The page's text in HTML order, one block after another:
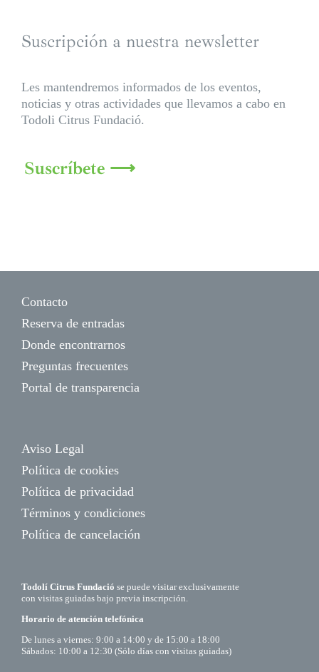
Suscripción a nuestra newsletter
Les mantendremos informados de los eventos,
noticias y otras actividades que llevamos a cabo en
Todoli Citrus Fundació.
Suscríbete ⟶
Contacto
Reserva de entradas
Donde encontrarnos
Preguntas frecuentes
Portal de transparencia
Aviso Legal
Política de cookies
Política de privacidad
Términos y condiciones
Política de cancelación
Todolí Citrus Fundació se puede visitar exclusivamente
con visitas guiadas bajo previa inscripción.
Horario de atención telefónica
De lunes a viernes: 9:00 a 14:00 y de 15:00 a 18:00
Sábados: 10:00 a 12:30 (Sólo días con visitas guiadas)